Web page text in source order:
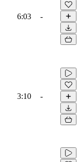
6:03 -
3:10 -